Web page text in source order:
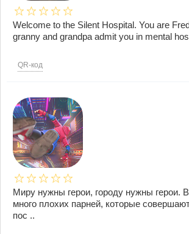
Welcome to the Silent Hospital. You are
granny and grandpa admit you in mental
QR-код
Миру нужны герои, городу нужны герои.
много плохих парней, которые
пос ..